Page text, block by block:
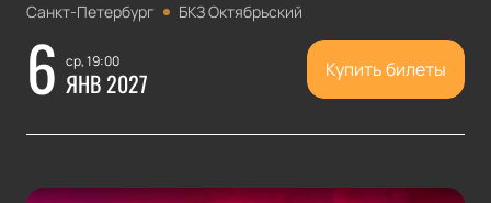
Санкт-Петербург БКЗ Октябрьский
6 ср, 19:00
ЯНВ 2027 Купить билеты